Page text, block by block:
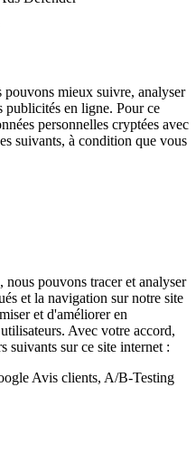
pouvons mieux suivre, analyser
publicités en ligne. Pour ce
personnelles cryptées avec
suivants, à condition que vous
nous pouvons tracer et analyser
et la navigation sur notre site
et d'améliorer en
Avec votre accord,
suivants sur ce site internet :
Avis clients, A/B-Testing